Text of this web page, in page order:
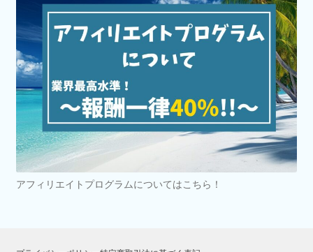
アフィリエイトプログラムについてはこちら！